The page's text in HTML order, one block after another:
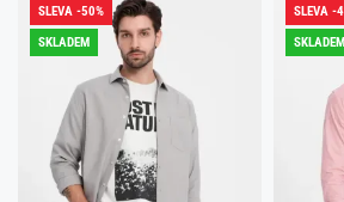
SLEVA -50%
SKLADEM
SLEVA -
SKLADEM